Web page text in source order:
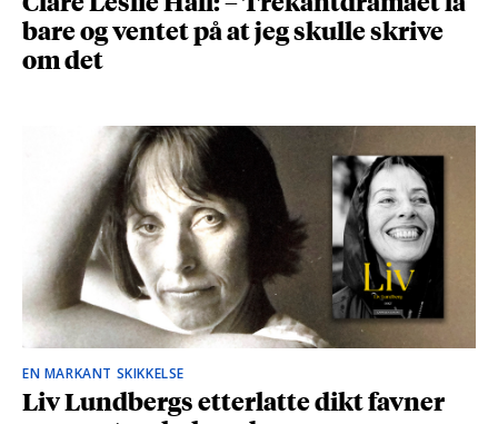
bare og ventet på at jeg skulle skrive
om det
EN MARKANT SKIKKELSE
Liv Lundbergs etterlatte dikt favner